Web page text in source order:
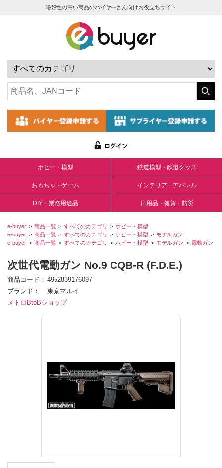
嗜好性の高い商品のバイヤーさん向けお役立ちサイト
ホビー・模型 鉄道模型・鉄道グッズ
おもちゃ・ゲーム インテリア・アパレル
DIY・業務用途品 日用品・雑貨・防災
e-buyer 商品一覧 すべてのカテゴリ
ホビー・模型
e-buyer
商品一覧 すべてのカテゴリ ホビー・模型
モデルガン
e-buyer
商品一覧 すべてのカテゴリ ホビー・模型 モデルガン 電動ガン
次世代電動ガン No.9 CQB-R (F.D.E.)
商品コード
4952839176097
ブランド
東京マルイ
メトロBtoBショップ